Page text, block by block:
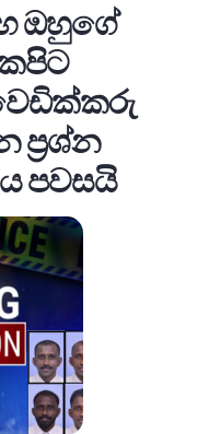
ඔහුගේ
ප්‍රශ්න
පවසයි